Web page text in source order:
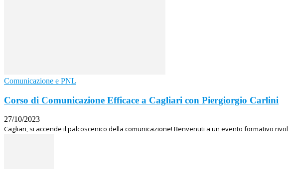
Comunicazione e PNL
Corso di Comunicazione Efficace a Cagliari con Piergiorgio Carlini
27/10/2023
Cagliari, si accende il palcoscenico della comunicazione! Benvenuti a un evento formativo